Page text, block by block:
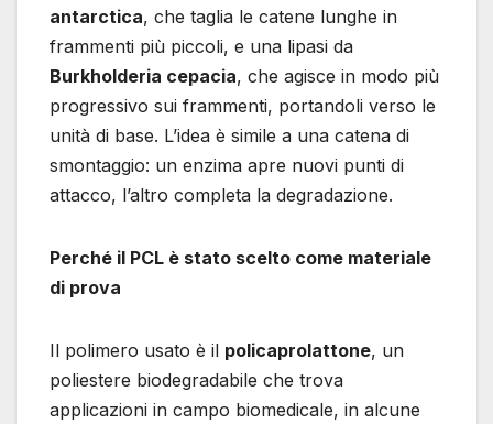
antarctica, che taglia le catene lunghe in
frammenti più piccoli, e una lipasi da
Burkholderia cepacia, che agisce in modo più
progressivo sui frammenti, portandoli verso le
unità di base. L’idea è simile a una catena di
smontaggio: un enzima apre nuovi punti di
attacco, l’altro completa la degradazione.
Perché il PCL è stato scelto come materiale
di prova
Il polimero usato è il policaprolattone, un
poliestere biodegradabile che trova
applicazioni in campo biomedicale, in alcune